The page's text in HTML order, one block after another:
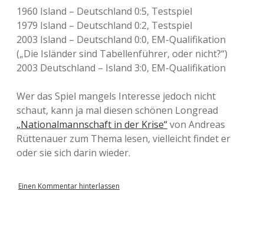
1960 Island – Deutschland 0:5, Testspiel
1979 Island – Deutschland 0:2, Testspiel
2003 Island – Deutschland 0:0, EM-Qualifikation
(„Die Isländer sind Tabellenführer, oder nicht?“)
2003 Deutschland – Island 3:0, EM-Qualifikation
Wer das Spiel mangels Interesse jedoch nicht
schaut, kann ja mal diesen schönen Longread
„Nationalmannschaft in der Krise“von Andreas
Rüttenauer zum Thema lesen, vielleicht findet er
oder sie sich darin wieder.
Einen Kommentar hinterlassen